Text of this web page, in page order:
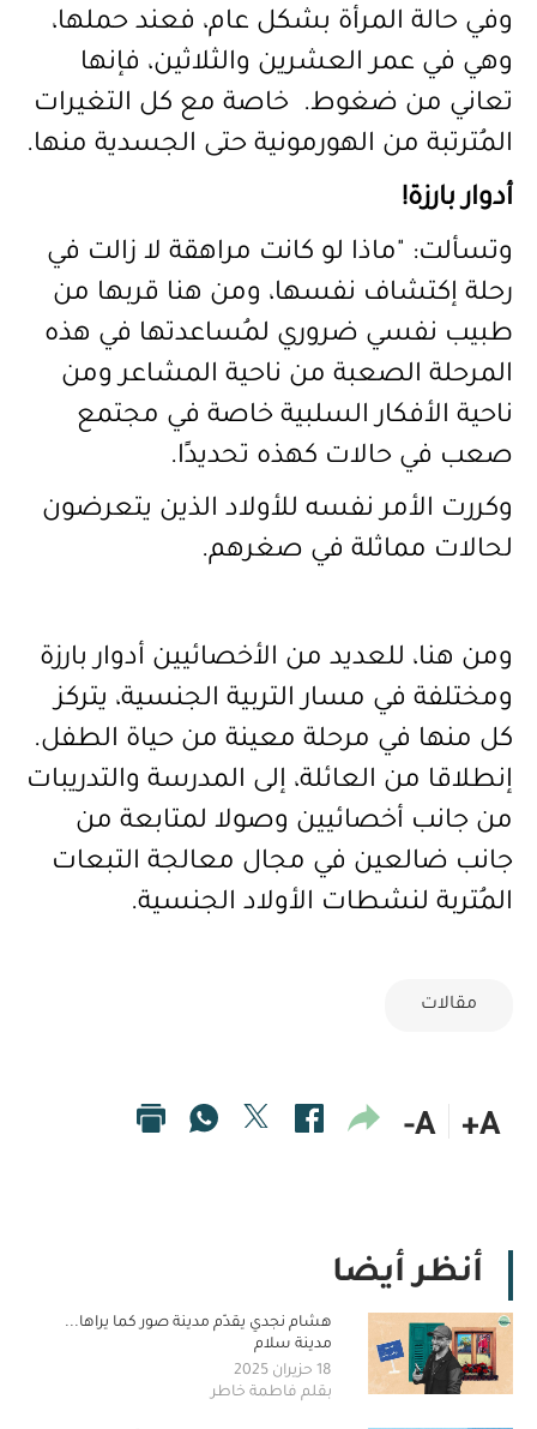
وفي حالة المرأة بشكل عام، فعند حملها،
وهي في عمر العشرين والثلاثين، فإنها
تعاني من ضغوط. خاصة مع كل التغيرات
المُترتبة من الهورمونية حتى الجسدية منها.
أدوار بارزة!
وتسألت: "ماذا لو كانت مراهقة لا زالت في
رحلة إكتشاف نفسها، ومن هنا قربها من
طبيب نفسي ضروري لمُساعدتها في هذه
المرحلة الصعبة من ناحية المشاعر ومن
ناحية الأفكار السلبية خاصة في مجتمع
صعب في حالات كهذه تحديدًا.
وكررت الأمر نفسه للأولاد الذين يتعرضون
لحالات مماثلة في صغرهم.
ومن هنا، للعديد من الأخصائيين أدوار بارزة
ومختلفة في مسار التربية الجنسية، يتركز
كل منها في مرحلة معينة من حياة الطفل.
إنطلاقا من العائلة، إلى المدرسة والتدريبات
من جانب أخصائيين وصولا لمتابعة من
جانب ضالعين في مجال معالجة التبعات
المُتربة لنشطات الأولاد الجنسية.
مقالات
A+
A-
أنظر أيضا
هشام نجدي يقدّم مدينة صور كما يراها...
مدينة سلام
18 حزيران 2025
بقلم فاطمة خاطر